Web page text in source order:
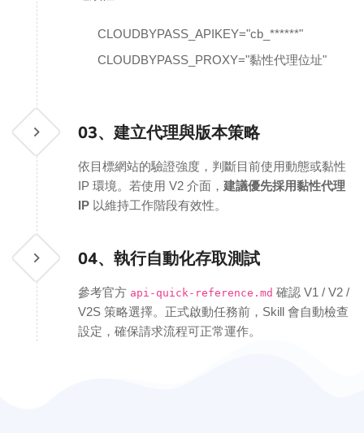
CLOUDBYPASS_APIKEY="cb_******"
CLOUDBYPASS_PROXY="黏性代理位址"
03、建立代理與版本策略
依目標網站的驗證強度，判斷目前使用動態或黏性
IP 環境。若使用 V2 介面， 建議優先採用黏性代理
IP 以維持工作階段有效性。
04、 執行自動化存取測試
參考官方 api-quick-reference.md 確認 V1 / V2 /
V2S 策略選擇。正式啟動任務前，Skill 會自動檢查
設定，確保請求流程可正常運作。